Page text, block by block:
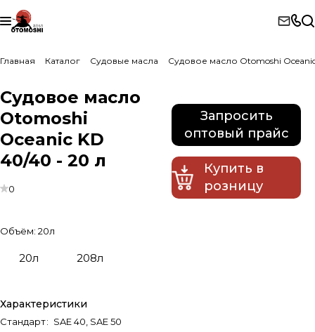
Главная Каталог Судовые масла Судовое масло Otomoshi
Судовое масло
Otomoshi
Oceanic KD
40/40 - 20 л
0
Объём: 20л
20л 208л
Характеристики
Стандарт: SAE 40, SAE 50
Запросить
оптовый прайс
Купить в
розницу